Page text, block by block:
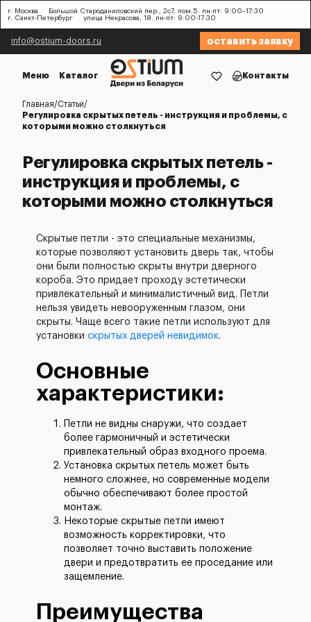
г. Москва
Большой Староданиловский пер., 2с7, пом.5. пн-пт: 9:00–17:30
г. Санкт-Петербург
улица Некрасова, 18. пн-пт: 9:00-17:30
info@ostium-doors.ru оставить заявку
Меню Каталог Контакты
Главная Статьи
Регулировка скрытых петель - инструкция и проблемы, с
которыми можно столкнуться
Регулировка скрытых петель -
инструкция и проблемы, с
которыми можно столкнуться
Скрытые петли - это специальные механизмы,
которые позволяют установить дверь так, чтобы
они были полностью скрыты внутри дверного
короба. Это придает проходу эстетически
привлекательный и минималистичный вид. Петли
нельзя увидеть невооруженным глазом, они
скрыты. Чаще всего такие петли используют для
установки скрытых дверей невидимок.
Основные
характеристики:
Петли не видны снаружи, что создает
более гармоничный и эстетически
привлекательный образ входного проема.
Установка скрытых петель может быть
немного сложнее, но современные модели
обычно обеспечивают более простой
монтаж.
Некоторые скрытые петли имеют
возможность корректировки, что
позволяет точно выставить положение
двери и предотвратить ее проседание или
защемление.
Преимущества